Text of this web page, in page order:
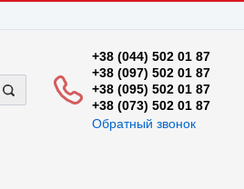
+38 (044) 502 01 87
+38 (097) 502 01 87
+38 (095) 502 01 87
+38 (073) 502 01 87
Обратный звонок